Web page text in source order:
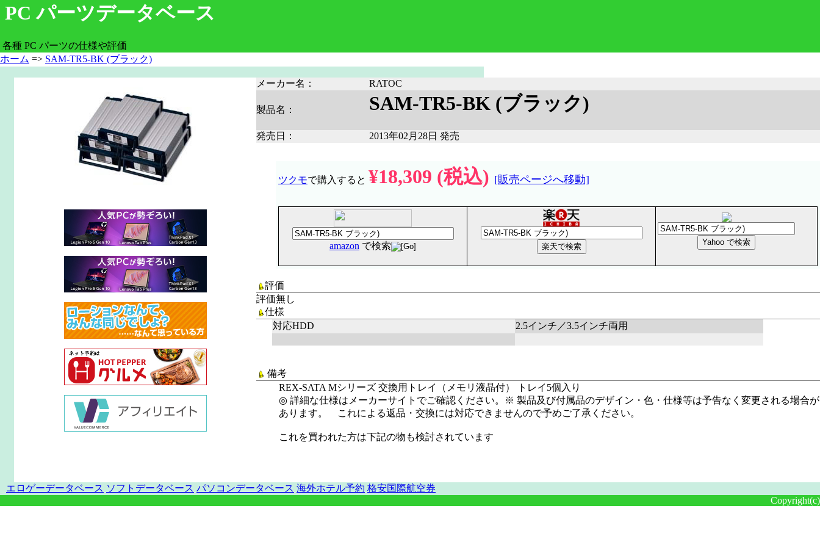
PC パーツデータベース
各種 PC パーツの仕様や評価
ホーム => SAM-TR5-BK (ブラック)
メーカー名： RATOC
製品名： SAM-TR5-BK (ブラック)
発売日： 2013年02月28日 発売
ツクモで購入すると ¥18,309 (税込) [販売ページへ移動]
amazon で検索
評価
評価無し
仕様
対応HDD
2.5インチ／3.5インチ両用
備考
REX-SATA Mシリーズ 交換用トレイ（メモリ液晶付） トレイ5個入り
◎ 詳細な仕様はメーカーサイトでご確認ください。※ 製品及び付属品のデザイン・色・仕様等は予告なく変更される場合が
あります。 これによる返品・交換には対応できませんので予めご了承ください。
これを買われた方は下記の物も検討されています
エロゲーデータベース ソフトデータベース パソコンデータベース 海外ホテル予約 格安国際航空券
Copyright(c)